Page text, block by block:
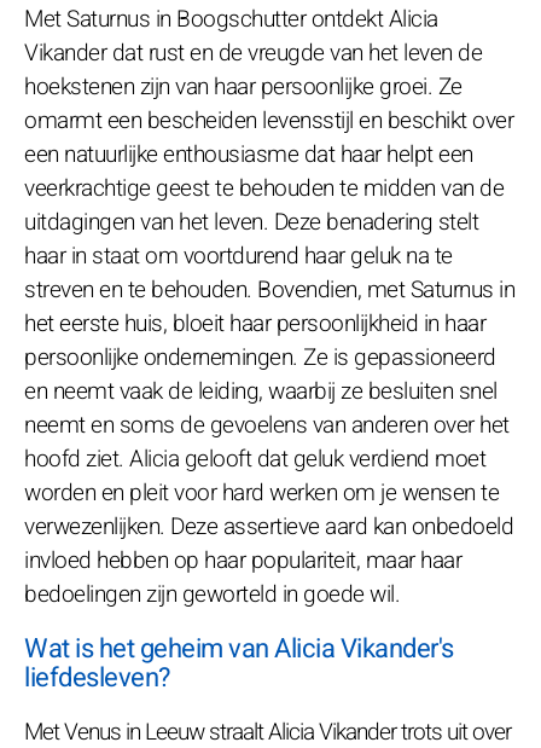
Met Saturnus in Boogschutter ontdekt Alicia
Vikander dat rust en de vreugde van het leven de
hoekstenen zijn van haar persoonlijke groei. Ze
omarmt een bescheiden levensstijl en beschikt over
een natuurlijke enthousiasme dat haar helpt een
veerkrachtige geest te behouden te midden van de
uitdagingen van het leven. Deze benadering stelt
haar in staat om voortdurend haar geluk na te
streven en te behouden. Bovendien, met Saturnus in
het eerste huis, bloeit haar persoonlijkheid in haar
persoonlijke ondernemingen. Ze is gepassioneerd
en neemt vaak de leiding, waarbij ze besluiten snel
neemt en soms de gevoelens van anderen over het
hoofd ziet. Alicia gelooft dat geluk verdiend moet
worden en pleit voor hard werken om je wensen te
verwezenlijken. Deze assertieve aard kan onbedoeld
invloed hebben op haar populariteit, maar haar
bedoelingen zijn geworteld in goede wil.
Wat is het geheim van Alicia Vikander's
liefdesleven?
Met Venus in Leeuw straalt Alicia Vikander trots uit over